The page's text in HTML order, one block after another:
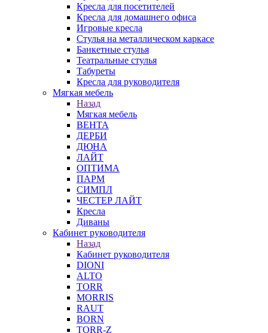
Кресла для посетителей
Кресла для домашнего офиса
Игровые кресла
Стулья на металлическом каркасе
Банкетные стулья
Театральные стулья
Табуреты
Кресла для руководителя
Мягкая мебель
Назад
Мягкая мебель
ВЕНТА
ДЕРБИ
ДЮНА
ЛАЙТ
ОПТИМА
ПАРМ
СИМПЛ
ЧЕСТЕР ЛАЙТ
Кресла
Диваны
Кабинет руководителя
Назад
Кабинет руководителя
DIONI
ALTO
TORR
MORRIS
RAUT
BORN
TORR-Z